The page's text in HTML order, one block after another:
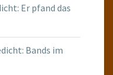
Er pfand das
Bands im